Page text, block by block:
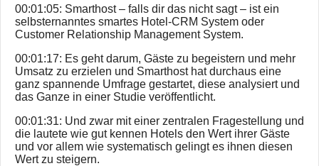
00:01:05: Smarthost – falls dir das nicht sagt – ist ein
selbsternanntes smartes Hotel-CRM System oder
Customer Relationship Management System.
00:01:17: Es geht darum, Gäste zu begeistern und mehr
Umsatz zu erzielen und Smarthost hat durchaus eine
ganz spannende Umfrage gestartet, diese analysiert und
das Ganze in einer Studie veröffentlicht.
00:01:31: Und zwar mit einer zentralen Fragestellung und
die lautete wie gut kennen Hotels den Wert ihrer Gäste
und vor allem wie systematisch gelingt es ihnen diesen
Wert zu steigern.